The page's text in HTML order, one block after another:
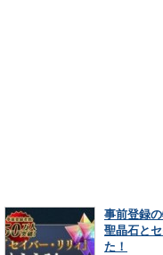
事前登録
聖晶石と
た！